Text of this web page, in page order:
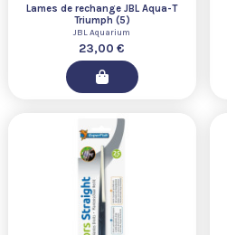
Lames de rechange JBL Aqua-T
Triumph (5)
JBL Aquarium
23,00 €